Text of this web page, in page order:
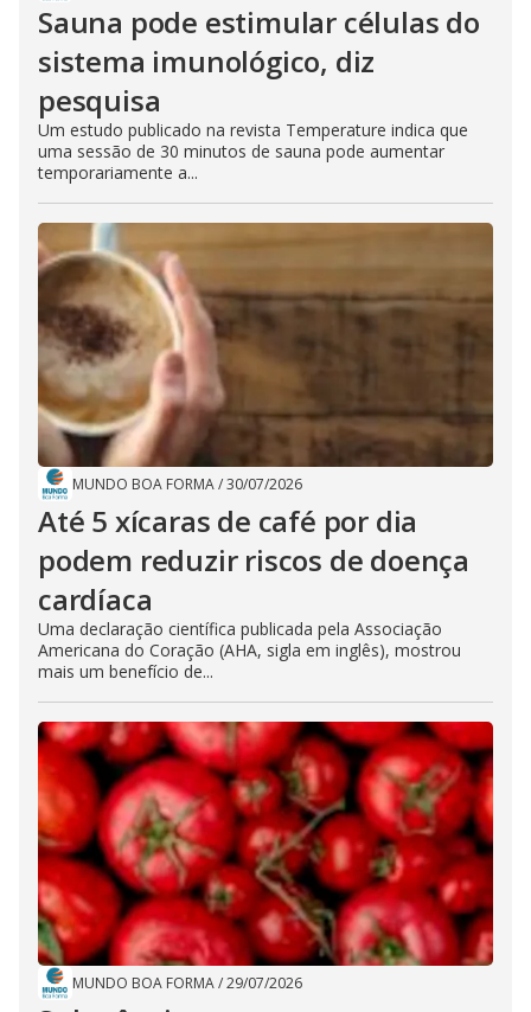
Sauna pode estimular células do
sistema imunológico, diz
pesquisa
Um estudo publicado na revista Temperature indica que
uma sessão de 30 minutos de sauna pode aumentar
temporariamente a...
MUNDO BOA FORMA/30/07/2026
Até 5 xícaras de café por dia
podem reduzir riscos de doença
cardíaca
Uma declaração científica publicada pela Associação
Americana do Coração (AHA, sigla em inglês), mostrou
mais um benefício de...
MUNDO BOA FORMA/29/07/2026